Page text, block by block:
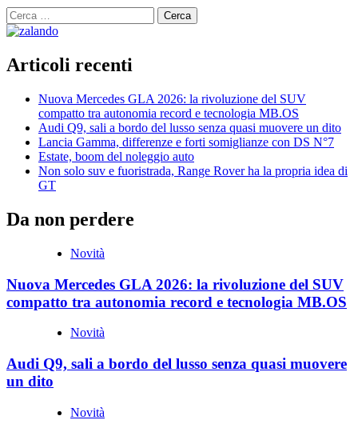
Ricerca
per:
Articoli recenti
Nuova Mercedes GLA 2026: la rivoluzione del SUV
compatto tra autonomia record e tecnologia MB.OS
Audi Q9, sali a bordo del lusso senza quasi muovere un dito
Lancia Gamma, differenze e forti somiglianze con DS N°7
Estate, boom del noleggio auto
Non solo suv e fuoristrada, Range Rover ha la propria idea di
GT
Da non perdere
Novità
Nuova Mercedes GLA 2026: la rivoluzione del SUV
compatto tra autonomia record e tecnologia MB.OS
Novità
Audi Q9, sali a bordo del lusso senza quasi muovere
un dito
Novità